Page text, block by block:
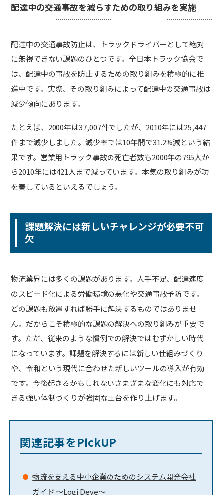
配達中の交通事故を減らすための取り組みを実施
配達中の交通事故防止は、トラックドライバーとして絶対
に無視できない課題のひとつです。全日本トラック協会で
は、配達中の事故を防止するための取り組みを積極的に推
進中です。実際、その取り組みによって配達中の交通事故は
減少傾向にあります。
たとえば、2000年は37,007件でしたが、2010年には25,447
件まで減少しました。減少率では10年間で31.2%減という結
果です。営業用トラック事故の死亡者数も2000年の795人か
ら2010年には421人まで減っています。本気の取り組みが功
を奏しているといえるでしょう。
課題解決には新しいチャレンジが必要不可
欠
物流業界には多くの課題があります。人手不足、配達速度
のスピード化による労働環境の悪化や交通事故予防です。
どの課題も放置すれば勝手に解決するものではありませ
ん。だからこそ積極的な課題の解決への取り組みが重要で
す。ただ、従来のような慣例での解決ではむずかしい時代
になっています。課題を解決するには新しい仕組みづくり
や、令和という現代に合わせた新しいツールの導入が有効
です。今後起きるかもしれないさまざまな変化にも対応で
きる強い体制づくりが強固な土台を作り上げます。
関連記事をPickUP
物流を支える中小企業のためのシステム開発会社
ガイド ～Logi Deve～